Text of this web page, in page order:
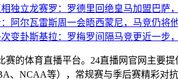
独立龙赛罗：罗德里回绝皇马加盟巴萨
阿尔瓦雷斯周一会晤西蒙尼，马竞仍将
变卦斯基拉：罗梅罗间隔马竞更近一步
赛的体育直播平台。24直播网官网主要
、NCAA等），常规赛与季后赛精彩对